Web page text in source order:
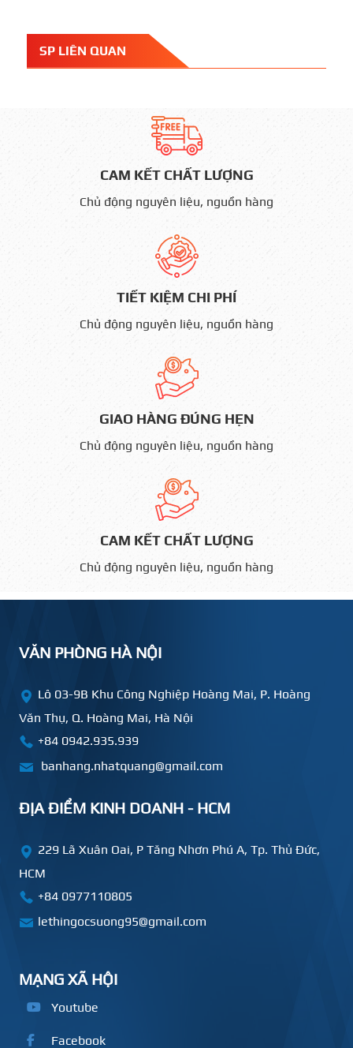
SP LIÊN QUAN
CAM KẾT CHẤT LƯỢNG
Chủ động nguyên liệu, nguồn hàng
TIẾT KIỆM CHI PHÍ
Chủ động nguyên liệu, nguồn hàng
GIAO HÀNG ĐÚNG HẸN
Chủ động nguyên liệu, nguồn hàng
CAM KẾT CHẤT LƯỢNG
Chủ động nguyên liệu, nguồn hàng
VĂN PHÒNG HÀ NỘI
Lô 03-9B Khu Công Nghiệp Hoàng Mai, P. Hoàng
Văn Thụ, Q. Hoàng Mai, Hà Nội
+84 0942.935.939
banhang.nhatquang@gmail.com
ĐỊA ĐIỂM KINH DOANH - HCM
229 Lã Xuân Oai, P Tăng Nhơn Phú A, Tp. Thủ Đức,
HCM
+84 0977110805
lethingocsuong95@gmail.com
MẠNG XÃ HỘI
Youtube
Facebook